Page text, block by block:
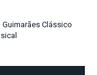
Clássico